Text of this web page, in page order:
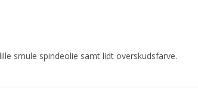
smule spindeolie samt lidt overskudsfarve.